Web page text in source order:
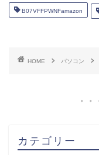
B07VFFPWNFamazon
HOME パソコン
カテゴリー